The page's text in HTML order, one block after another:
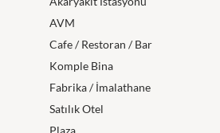
AVM
Cafe / Restoran / Bar
Komple Bina
Fabrika / İmalathane
Satılık Otel
Plaza